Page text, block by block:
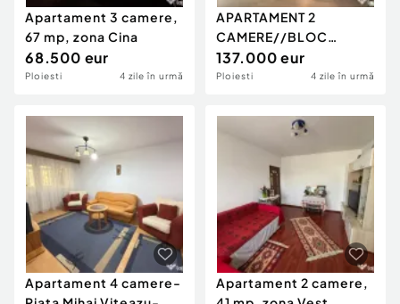
Apartament 3 camere,
67 mp, zona Cina
68.500 eur
Ploiesti 4 zile în urmă
APARTAMENT 2
CAMERE//BLOC
BUCEGI 12
137.000 eur
Ploiesti 4 zile în urmă
Apartament 4 camere-
Apartament 2 camere,